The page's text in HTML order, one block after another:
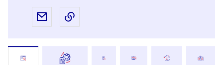
Partager par e-mail